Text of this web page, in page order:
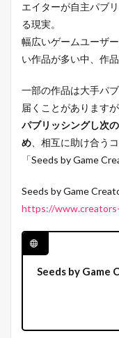
エイターが自主パブ
る現実。
幅広いゲームユーザ
い作品が多い中、作
一部の作品は大手パ
届くことがありますが
パブリッシングし次
め、相互に助け合う
「Seeds by Game
Seeds by Game
https://
Seeds by Game